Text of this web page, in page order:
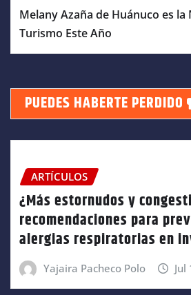
Melany Azaña de Huánuco es la
Turismo Este Año
PUEDES HABERTE PERDIDO
ARTÍCULOS
¿Más estornudos y
recomendaciones para
alergias respiratorias en
Yajaira Pacheco Polo Jul